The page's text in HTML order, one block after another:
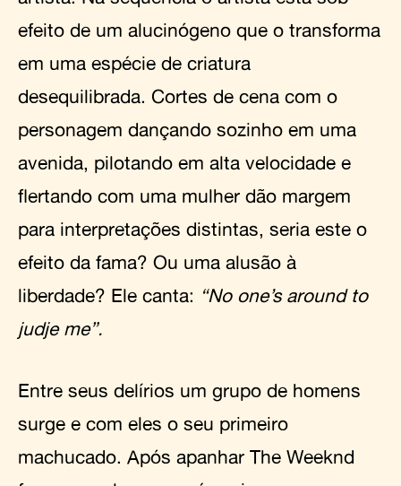
efeito de um alucinógeno que o transforma
em uma espécie de criatura
desequilibrada. Cortes de cena com o
personagem dançando sozinho em uma
avenida, pilotando em alta velocidade e
flertando com uma mulher dão margem
para interpretações distintas, seria este o
efeito da fama? Ou uma alusão à
liberdade? Ele canta: “No one’s around to
judje me”.
Entre seus delírios um grupo de homens
surge e com eles o seu primeiro
machucado. Após apanhar The Weeknd